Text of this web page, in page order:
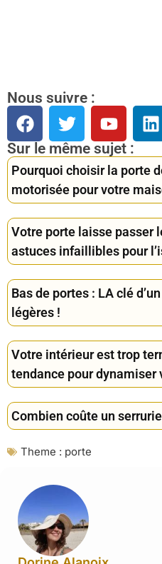
Nous suivre :
Sur le même sujet :
Pourquoi choisir la porte
motorisée pour votre
Votre porte laisse passer
astuces infaillibles pour
Bas de portes : LA clé
légères !
Votre intérieur est trop
tendance pour dynamiser
Combien coûte un
Theme : porte